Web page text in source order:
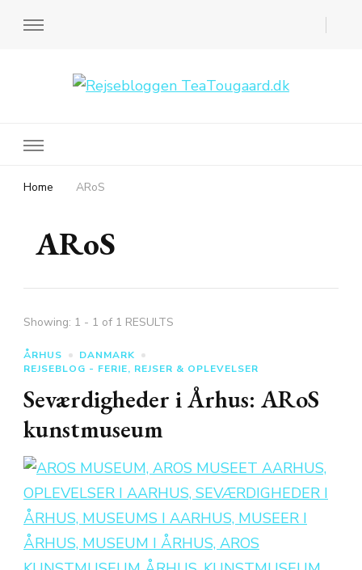
Home ARoS
ARoS
Showing: 1 - 1 of 1 RESULTS
ÅRHUS
DANMARK
REJSEBLOG - FERIE, REJSER & OPLEVELSER
Seværdigheder i Århus: ARoS
kunstmuseum